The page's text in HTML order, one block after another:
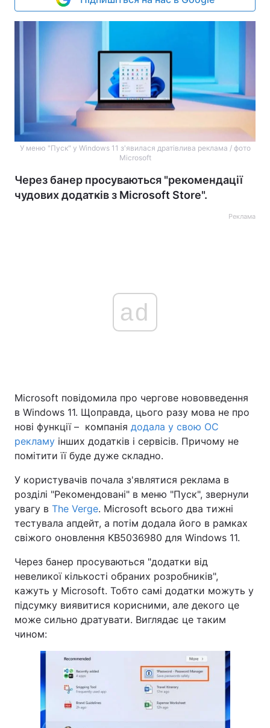
У меню "Пуск" у Windows 11 з'явилася дратівлива реклама / фото
Microsoft
Через банер просуваються "рекомендації
чудових додатків з Microsoft Store".
Реклама
ad
Microsoft повідомила про чергове нововведення
в Windows 11. Щоправда, цього разу мова не про
нові функції – компанія додала у свою ОС
рекламу інших додатків і сервісів. Причому не
помітити її буде дуже складно.
У користувачів почала з'являтися реклама в
розділі "Рекомендовані" в меню "Пуск", звернули
увагу в The Verge. Microsoft всього два тижні
тестувала апдейт, а потім додала його в рамках
свіжого оновлення KB5036980 для Windows 11.
Через банер просуваються "додатки від
невеликої кількості обраних розробників",
кажуть у Microsoft. Тобто самі додатки можуть у
підсумку виявитися корисними, але декого це
може сильно дратувати. Виглядає це таким
чином: